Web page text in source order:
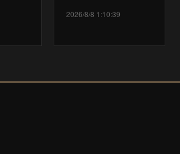
2026/8/8 1:10:39